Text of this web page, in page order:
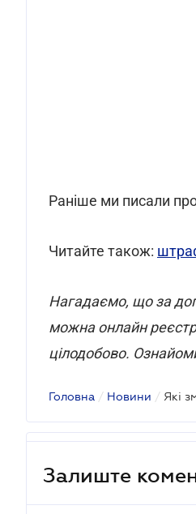
Раніше ми писали
Читайте також:
Нагадаємо, що за
можна онлайн
цілодобово.
Головна / Новини / Які
Залиште